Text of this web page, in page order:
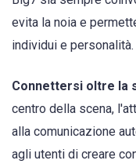
evita la noia e
individui e personalità.
Connettersi oltre la
centro della scena,
alla comunicazione
agli utenti di creare